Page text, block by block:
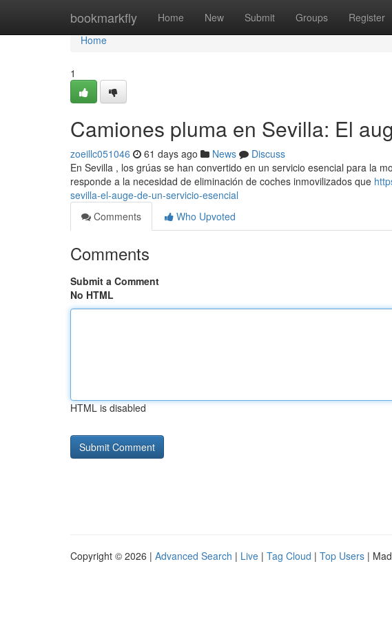
bookmarkfly Home New Submit Groups Register
Home
Home
1
Camiones pluma en Sevilla: El
zoeillc051046 61 days ago News
Discuss
En Sevilla , los grúas se han convertido en un servicio esencial para la
responde a la necesidad de eliminación de coches inmovilizados que
sevilla-el-auge-de-un-servicio-esencial
Comments
Who Upvoted
Comments
Submit a Comment
No HTML
HTML is disabled
Copyright © 2026 | Advanced Search | Live | Tag Cloud | Top Users |